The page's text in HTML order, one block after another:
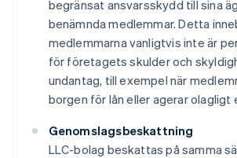
begränsat ansvarsskydd till sina
benämnda medlemmar. Detta
medlemmarna vanligtvis inte är
för företagets skulder och
undantag, till exempel när
borgen för lån eller agerar olagligt
Genomslagsbeskattning
LLC-bolag beskattas på samma